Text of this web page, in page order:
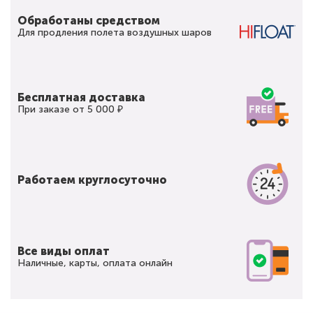
Обработаны средством
Для продления полета воздушных шаров
Бесплатная доставка
При заказе от 5 000 ₽
Работаем круглосуточно
Все виды оплат
Наличные, карты, оплата онлайн